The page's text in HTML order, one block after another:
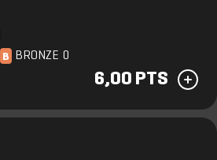
B BRONZE 0
6,00 PTS